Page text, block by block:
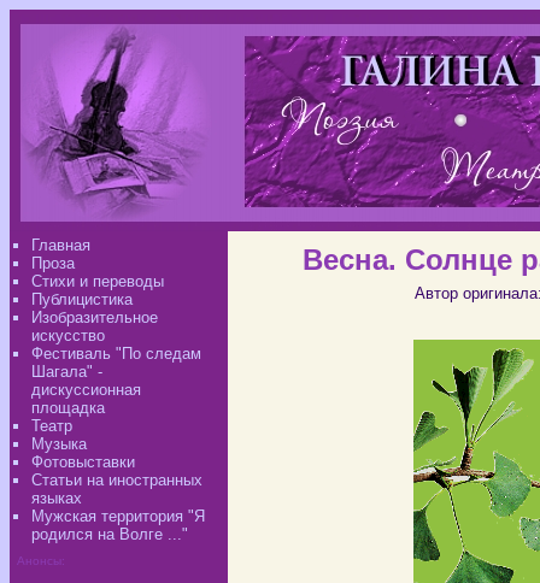
Главная
Проза
Стихи и переводы
Публицистика
Изобразительное
искусство
Фестиваль "По следам
Шагала" -
дискуссионная
площадка
Театр
Музыка
Фотовыставки
Статьи на иностранных
языках
Мужская территория "Я
родился на Волге ..."
Анонсы:
Весна. Солнце
Автор